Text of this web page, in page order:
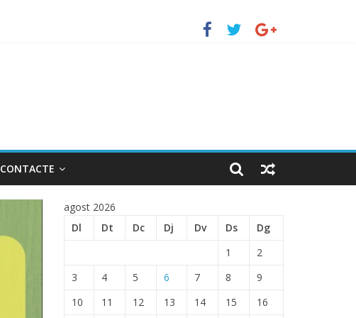
CONTACTE
agost 2026
Dl
Dt Dc Dj Dv Ds
Dg
1
2
3
4 5 6 7 8
9
10
11 12 13 14 15 16